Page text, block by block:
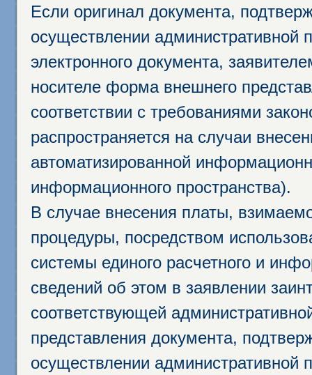
Если оригинал документа,
осуществлении административной
электронного документа,
носителе форма внешнего
соответствии с требованиями
распространяется на случаи
автоматизированной
информационного пространства).
В случае внесения платы,
процедуры, посредством
системы единого расчетного и
сведений об этом в заявлении
соответствующей
представления документа,
осуществлении административной